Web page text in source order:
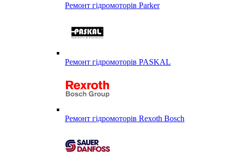
Ремонт гідромоторів Parker
Ремонт гідромоторів PASKAL
Ремонт гідромоторів Rexoth Bosch